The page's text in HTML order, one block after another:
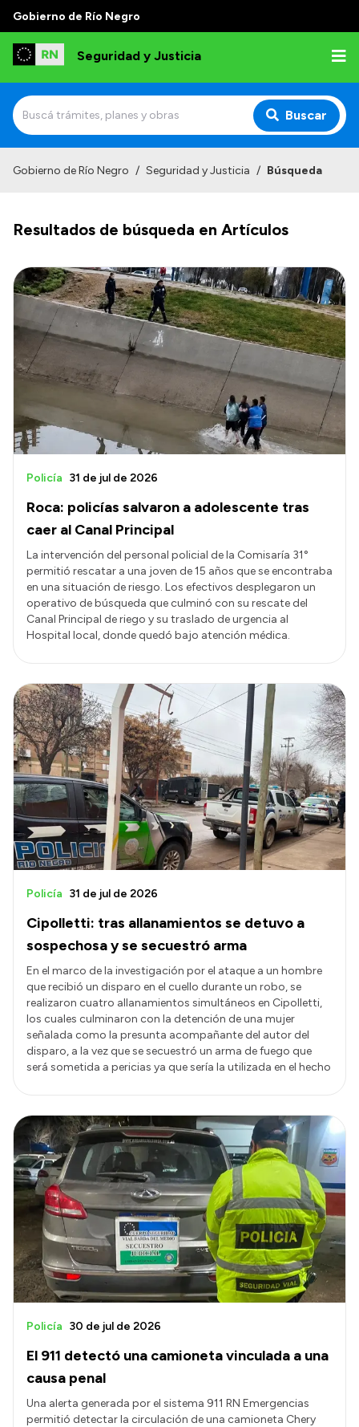
Gobierno de Río Negro
Seguridad y Justicia
Buscar
Misión
Autoridades
Delegaciones
Normativa
Transparencia
Presupuesto
Boletín Oficial
Compras y licitaciones
Consulta de pago a proveedores
Convocatorias
Intranet
Login
Gobierno de Río Negro / Seguridad y Justicia / Búsqueda
Resultados de búsqueda en Artículos
Roca: policías salvaron a adolescente tras
caer al Canal Principal
Policía 31 de jul de 2026
La intervención del personal policial de la Comisaría 31°
permitió rescatar a una joven de 15 años que se encontraba
en una situación de riesgo. Los efectivos desplegaron un
operativo de búsqueda que culminó con su rescate del
Canal Principal de riego y su traslado de urgencia al
Hospital local, donde quedó bajo atención médica.
Cipolletti: tras allanamientos se detuvo a
sospechosa y se secuestró arma
Policía 31 de jul de 2026
En el marco de la investigación por el ataque a un hombre
que recibió un disparo en el cuello durante un robo, se
realizaron cuatro allanamientos simultáneos en Cipolletti,
los cuales culminaron con la detención de una mujer
señalada como la presunta acompañante del autor del
disparo, a la vez que se secuestró un arma de fuego que
será sometida a pericias ya que sería la utilizada en el hecho
El 911 detectó una camioneta vinculada a una
causa penal
Policía 30 de jul de 2026
Una alerta generada por el sistema 911 RN Emergencias
permitió detectar la circulación de una camioneta Chery